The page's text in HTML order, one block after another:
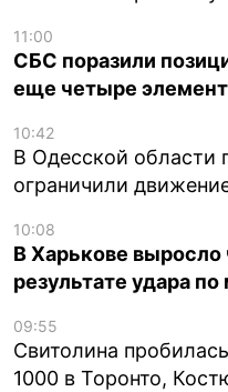
11:00
СБС поразили
еще четыре
10:42
В Одесской области
ограничили
10:08
В Харькове выросло
результате удара
09:55
Свитолина
1000 в Торонто,